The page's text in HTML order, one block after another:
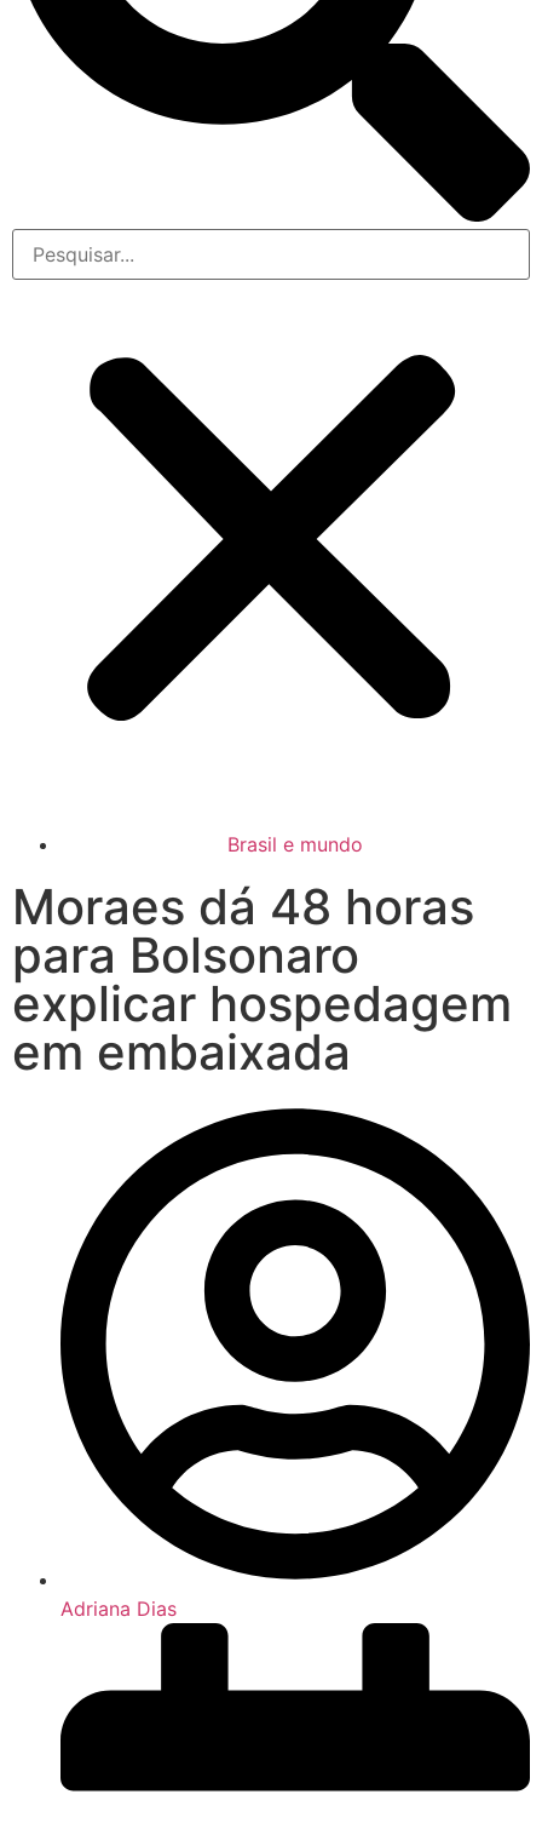
Brasil e mundo
Moraes dá 48 horas
para Bolsonaro
explicar hospedagem
em embaixada
Adriana Dias